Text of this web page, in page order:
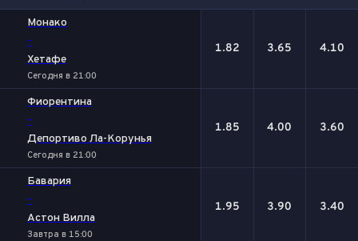
Монако
-
Хетафе
Сегодня в 21:00
1.82 3.65 4.10
Фиорентина
-
Депортиво Ла-Корунья
Сегодня в 21:00
1.85 4.00 3.60
Бавария
-
Астон Вилла
Завтра в 15:00
1.95 3.90 3.40